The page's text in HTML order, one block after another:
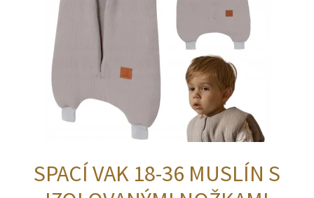
SPACÍ VAK 18-36 MUSLÍN S